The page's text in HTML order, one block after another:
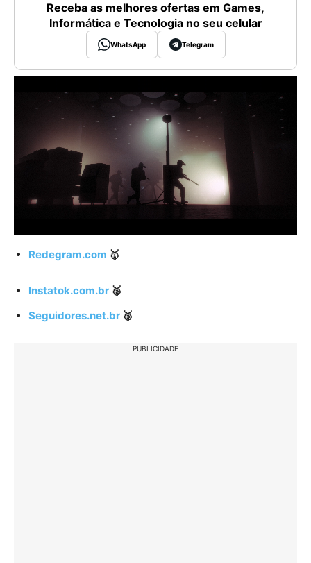
Receba as melhores ofertas em Games,
Informática e Tecnologia no seu celular
WhatsApp Telegram
Redegram.com 🥇
Instatok.com.br 🥈
Seguidores.net.br 🥉
PUBLICIDADE